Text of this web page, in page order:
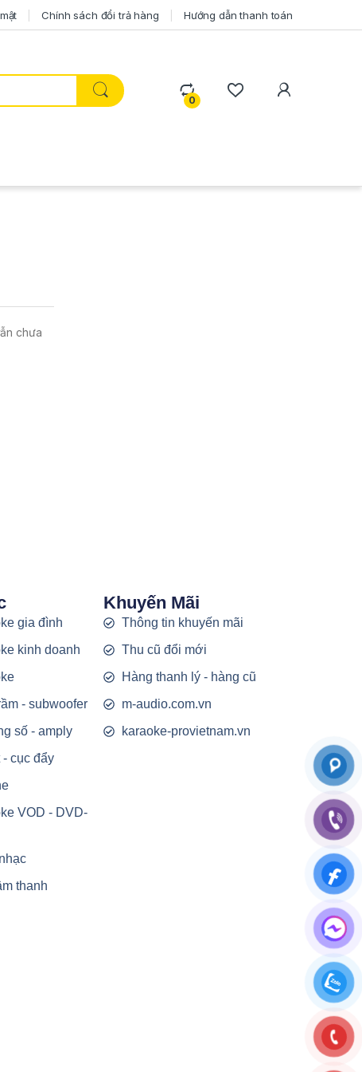
Chính sách đổi trả hàng Hướng dẫn thanh toán
0
chưa
gia đình
kinh doanh
- subwoofer
số - amply
cục đẩy
VOD - DVD-
thanh
Khuyến Mãi
Thông tin khuyến mãi
Thu cũ đổi mới
Hàng thanh lý - hàng cũ
m-audio.com.vn
karaoke-provietnam.vn